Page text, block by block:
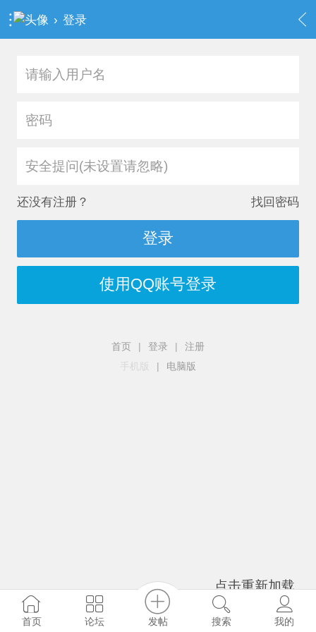
› 登录
安全提问(未设置请忽略)
还没有注册？ 找回密码
登录
使用QQ账号登录
点击重新加载
首页 | 登录 |
注册
手机版
| 电脑版
首页 论坛 发帖 搜索 我的